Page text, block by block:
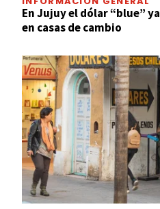
En Jujuy el dólar “blue”
en casas de cambio